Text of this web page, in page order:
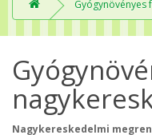
Gyógynövényes
Nagykereskedelmi